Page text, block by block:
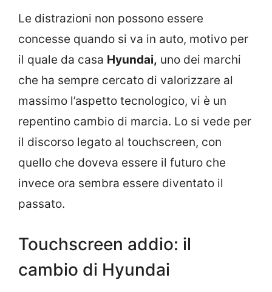
Le distrazioni non possono essere
concesse quando si va in auto, motivo per
il quale da casa Hyundai, uno dei marchi
che ha sempre cercato di valorizzare al
massimo l’aspetto tecnologico, vi è un
repentino cambio di marcia. Lo si vede per
il discorso legato al touchscreen, con
quello che doveva essere il futuro che
invece ora sembra essere diventato il
passato.
Touchscreen addio: il
cambio di Hyundai